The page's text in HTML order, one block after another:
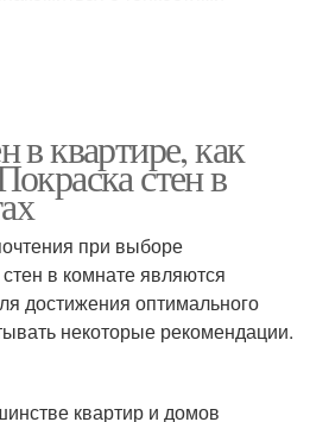
в квартире, как
стен в
при выборе
в комнате являются
достижения оптимального
некоторые рекомендации.
квартир и домов